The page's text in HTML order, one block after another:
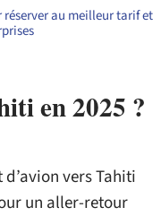
au meilleur tarif et
en 2025 ?
vers Tahiti
un aller-retour